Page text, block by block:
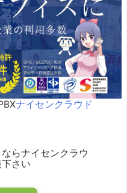
ナイセンクラウド
らナイセンクラウ
下さい